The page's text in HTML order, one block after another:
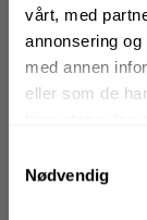
vårt, med
annonsering
med annen
eller som de
Nødvendig
Logg inn
registrer
se din
Art.nr.